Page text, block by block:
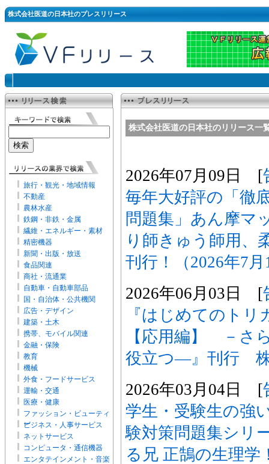
株式会社医道の日本社のプレスリリース
旅行・観光・地域情報
不動産
農林水産
鉄鋼・非鉄・金属
繊維・エネルギー・素材
精密機器
新聞・出版・放送
食品関連
商社・流通業
自動車・自動車部品
国・自治体・公共機関
広告・デザイン
建築・土木
携帯、モバイル関連
金融・保険
教育
機械
外食・フードサービス
運輸・交通
医療・健康
ファッション・ビューティ
ー
ビジネス・人事サービス
ネットサービス
コンピュータ・通信機器
エンタテインメント・音楽
株式会社医道の日本社のリリース一
2026年07月09日 [
毎年大好評の「徹
問題集」あん摩マ
り師きゅう師用、
刊行！（2026年7
2026年06月03日 [
『はじめてのト
【応用編】 －さ
役立つ―』刊行 株
2026年03月04日 [
学生・受験生の強
験対策問題集シ
る兄 正鵠の生理